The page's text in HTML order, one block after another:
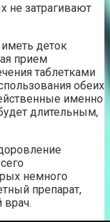
не затрагивают
деток
прием
таблетками
обеих
именно
длительным,
немного
препарат,